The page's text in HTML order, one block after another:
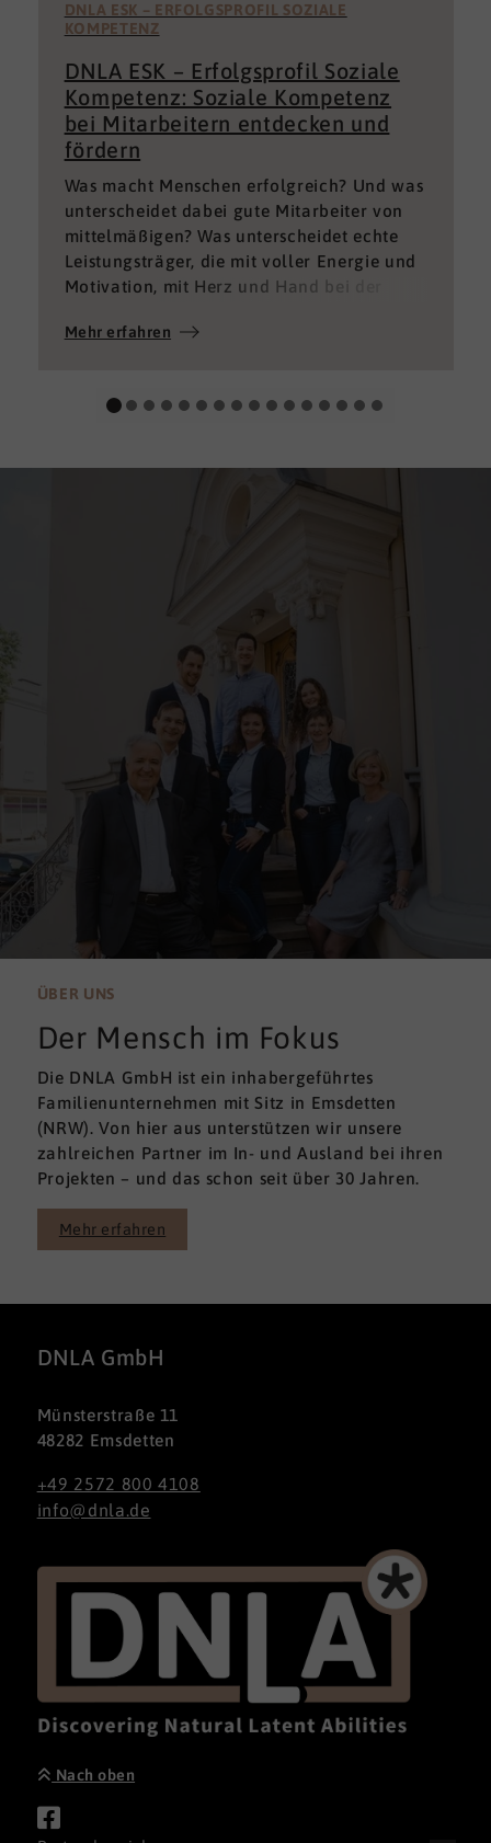
DNLA ESK – ERFOLGSPROFIL SOZIALE
KOMPETENZ
DNLA ESK – Erfolgsprofil Soziale
Kompetenz: Soziale Kompetenz
bei Mitarbeitern entdecken und
fördern
Was macht Menschen erfolgreich? Und was
unterscheidet dabei gute Mitarbeiter von
mittelmäßigen? Was unterscheidet echte
Leistungsträger, die mit voller Energie und
Motivation, mit Herz und Hand bei der
„Job“ machen und von denen, die – aus
Mehr erfahren
ÜBER UNS
Der Mensch im Fokus
Die DNLA GmbH ist ein inhabergeführtes
Familienunternehmen mit Sitz in Emsdetten
(NRW). Von hier aus unterstützen wir unsere
zahlreichen Partner im In- und Ausland bei ihren
Projekten – und das schon seit über 30 Jahren.
Mehr erfahren
DNLA GmbH
Münsterstraße 11
48282 Emsdetten
+49 2572 800 4108
info@dnla.de
Nach oben